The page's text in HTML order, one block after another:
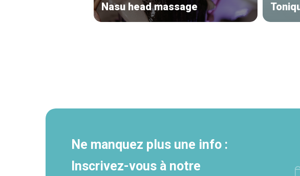
Nasu head massage
Ne manquez plus une info :
Inscrivez-vous à notre